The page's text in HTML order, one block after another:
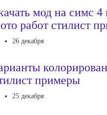
мод на симс
работ стилист
26 декабря
примеры
25 декабря